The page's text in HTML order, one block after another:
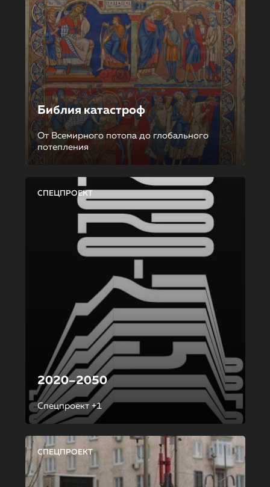
Библия катастроф
От Всемирного потопа до глобального
потепления
СПЕЦПРОЕКТ
2020–2050
Спецпроект +1
СПЕЦПРОЕКТ